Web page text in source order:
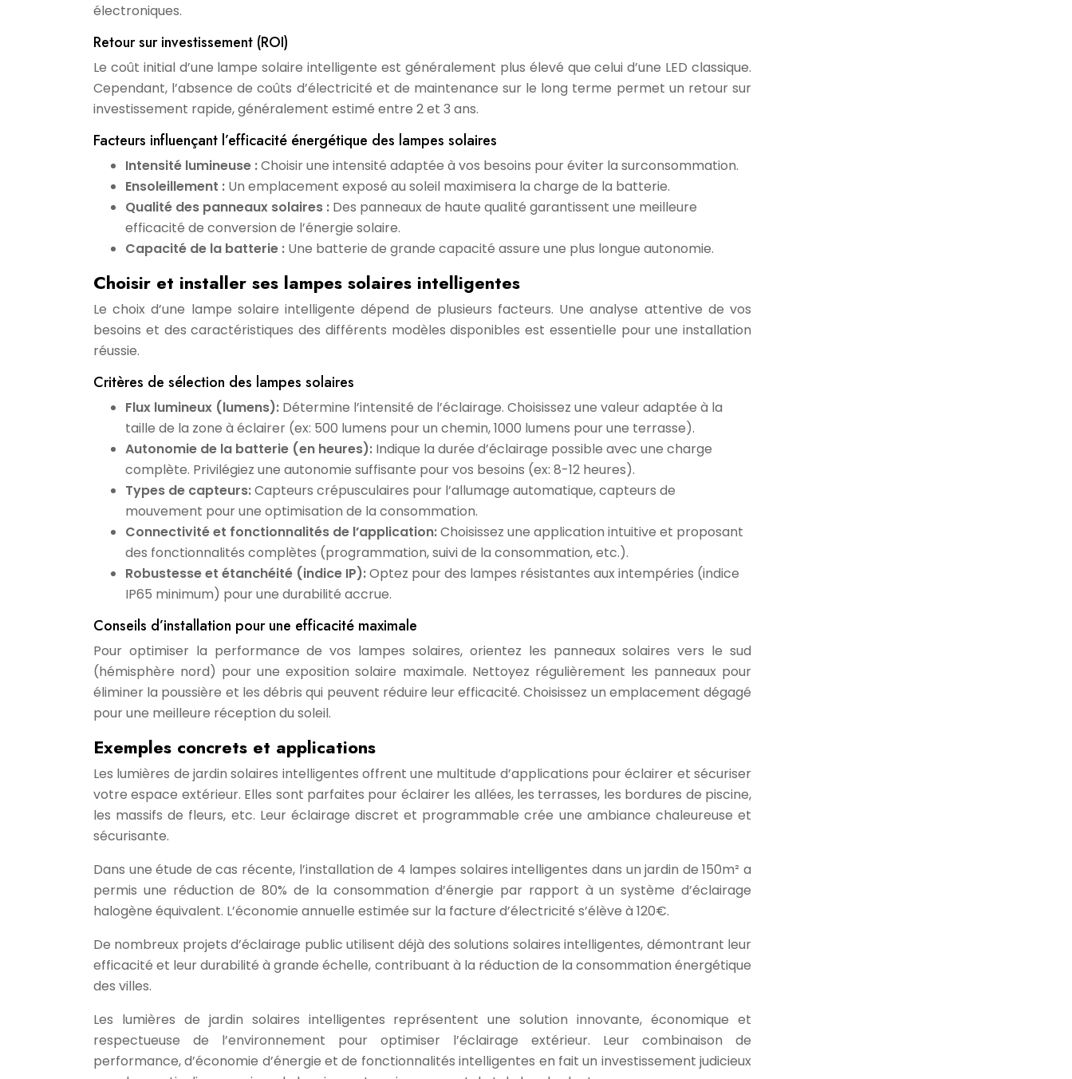
électroniques.
Retour sur investissement (ROI)
Le coût initial d’une lampe solaire intelligente est généralement plus élevé que celui d’une LED classique.
Cependant, l’absence de coûts d’électricité et de maintenance sur le long terme permet un retour sur
investissement rapide, généralement estimé entre 2 et 3 ans.
Facteurs influençant l’efficacité énergétique des lampes solaires
Intensité lumineuse :Choisir une intensité adaptée à vos besoins pour éviter la surconsommation.
Ensoleillement : Un emplacement exposé au soleil maximisera la charge de la batterie.
Qualité des panneaux solaires : Des panneaux de haute qualité garantissent une meilleure
efficacité de conversion de l’énergie solaire.
Capacité de la batterie : Une batterie de grande capacité assure une plus longue autonomie.
Choisir et installer ses lampes solaires intelligentes
Le choix d’une lampe solaire intelligente dépend de plusieurs facteurs. Une analyse attentive de vos
besoins et des caractéristiques des différents modèles disponibles est essentielle pour une installation
réussie.
Critères de sélection des lampes solaires
Flux lumineux (lumens): Détermine l’intensité de l’éclairage. Choisissez une valeur adaptée à la
taille de la zone à éclairer (ex: 500 lumens pour un chemin, 1000 lumens pour une terrasse).
Autonomie de la batterie (en heures): Indique la durée d’éclairage possible avec une charge
complète. Privilégiez une autonomie suffisante pour vos besoins (ex: 8-12 heures).
Types de capteurs:Capteurs crépusculaires pour l’allumage automatique, capteurs de
mouvement pour une optimisation de la consommation.
Connectivité et fonctionnalités de l’application:Choisissez une application intuitive et proposant
des fonctionnalités complètes (programmation, suivi de la consommation, etc.).
Robustesse et étanchéité (indice IP):Optez pour des lampes résistantes aux intempéries (indice
IP65 minimum) pour une durabilité accrue.
Conseils d’installation pour une efficacité maximale
Pour optimiser la performance de vos lampes solaires, orientez les panneaux solaires vers le sud
(hémisphère nord) pour une exposition solaire maximale. Nettoyez régulièrement les panneaux pour
éliminer la poussière et les débris qui peuvent réduire leur efficacité. Choisissez un emplacement dégagé
pour une meilleure réception du soleil.
Exemples concrets et applications
Les lumières de jardin solaires intelligentes offrent une multitude d’applications pour éclairer et sécuriser
votre espace extérieur. Elles sont parfaites pour éclairer les allées, les terrasses, les bordures de piscine,
les massifs de fleurs, etc. Leur éclairage discret et programmable crée une ambiance chaleureuse et
sécurisante.
Dans une étude de cas récente, l’installation de 4 lampes solaires intelligentes dans un jardin de 150m² a
permis une réduction de 80% de la consommation d’énergie par rapport à un système d’éclairage
halogène équivalent. L’économie annuelle estimée sur la facture d’électricité s’élève à 120€.
De nombreux projets d’éclairage public utilisent déjà des solutions solaires intelligentes, démontrant leur
efficacité et leur durabilité à grande échelle, contribuant à la réduction de la consommation énergétique
des villes.
Les lumières de jardin solaires intelligentes représentent une solution innovante, économique et
respectueuse de l’environnement pour optimiser l’éclairage extérieur. Leur combinaison de
performance, d’économie d’énergie et de fonctionnalités intelligentes en fait un investissement judicieux